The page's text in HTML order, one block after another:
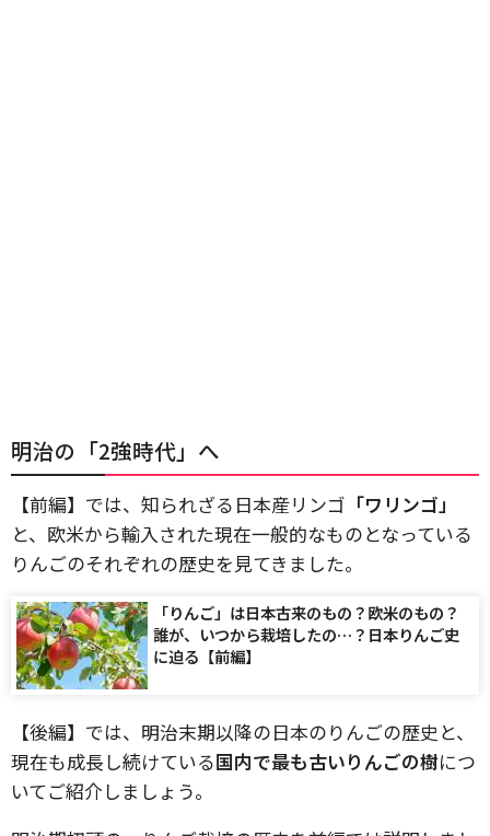
明治の「2強時代」へ
【前編】では、知られざる日本産リンゴ 「ワリンゴ」
と、欧米から輸入された現在一般的なものとなっている
りんごのそれぞれの歴史を見てきました。
「りんご」は日本古来のもの？欧米のもの？
誰が、いつから栽培したの…？日本りんご史
に迫る【前編】
【後編】では、明治末期以降の日本のりんごの歴史と、
現在も成長し続けている国内で最も古いりんごの樹につ
いてご紹介しましょう。